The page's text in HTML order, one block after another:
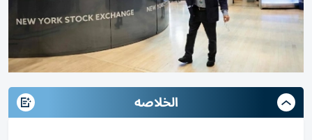
الخلاصه